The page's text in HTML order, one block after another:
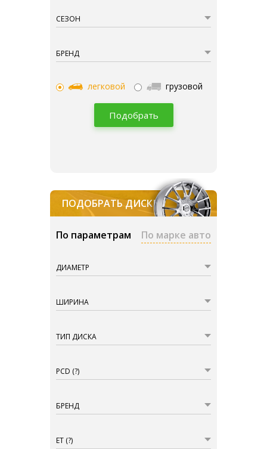
СЕЗОН
БРЕНД
легковой грузовой
Подобрать
ПОДОБРАТЬ ДИСКИ
По параметрам По марке авто
ДИАМЕТР
ШИРИНА
ТИП ДИСКА
PCD (?)
БРЕНД
ET (?)